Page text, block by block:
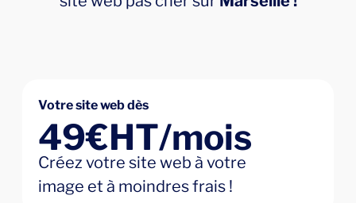
Votre site web dès
49€HT/mois
Créez votre site web à votre
image et à moindres frais !